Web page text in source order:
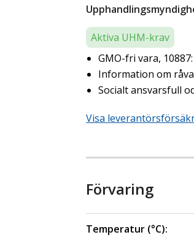
Aktiva UHM-krav
GMO-fri vara,
Information om
Socialt ansvarsfull
Visa
Förvaring
Temperatur (°C):